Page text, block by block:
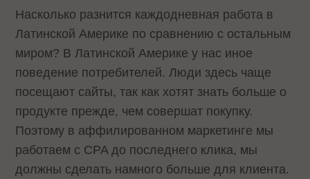
Насколько разнится каждодневная работа в
Латинской Америке по сравнению с остальным
миром? В Латинской Америке у нас иное
поведение потребителей. Люди здесь чаще
посещают сайты, так как хотят знать больше о
продукте прежде, чем совершат покупку.
Поэтому в аффилированном маркетинге мы
работаем с CPA до последнего клика, мы
должны сделать намного больше для клиента.